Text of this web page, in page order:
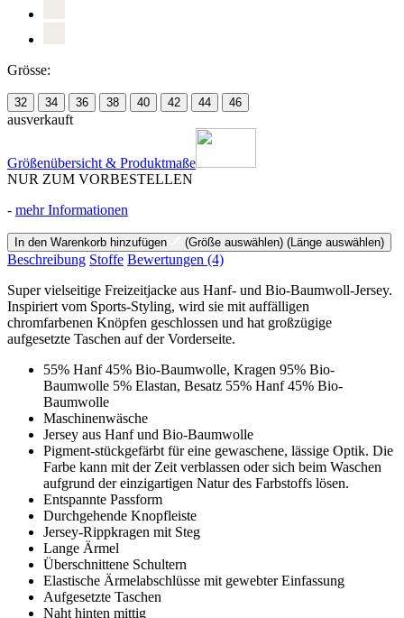
Grösse:
32 34 36 38 40 42 44 46
ausverkauft
Größenübersicht & Produktmaße
NUR ZUM VORBESTELLEN
- mehr Informationen
In den Warenkorb hinzufügen (Größe auswählen) (Länge auswählen)
Beschreibung Stoffe Bewertungen (4)
Super vielseitige Freizeitjacke aus Hanf- und Bio-Baumwoll-Jersey.
Inspiriert vom Sports-Styling, wird sie mit auffälligen
chromfarbenen Knöpfen geschlossen und hat großzügige
aufgesetzte Taschen auf der Vorderseite.
55% Hanf 45% Bio-Baumwolle, Kragen 95% Bio-
Baumwolle 5% Elastan, Besatz 55% Hanf 45% Bio-
Baumwolle
Maschinenwäsche
Jersey aus Hanf und Bio-Baumwolle
Pigment-stückgefärbt für eine gewaschene, lässige Optik. Die
Farbe kann mit der Zeit verblassen oder sich beim Waschen
aufgrund der einzigartigen Natur des Farbstoffs lösen.
Entspannte Passform
Durchgehende Knopfleiste
Jersey-Rippkragen mit Steg
Lange Ärmel
Überschnittene Schultern
Elastische Ärmelabschlüsse mit gewebter Einfassung
Aufgesetzte Taschen
Naht hinten mittig